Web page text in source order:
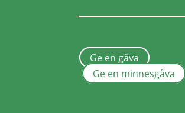
Ge en gåva
Ge en minnesgåva